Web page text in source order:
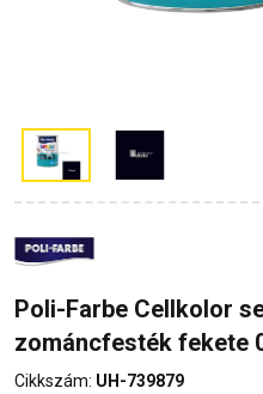
Poli-Farbe Cellkolor
zománcfesték fekete
Cikkszám: UH-739879